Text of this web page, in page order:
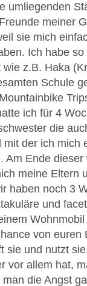
umliegenden
meiner
sie mich
Ich habe
wie z.B. Haka
Schule
ich für 4
die
mit der ich mich
Am Ende
meine Eltern
haben noch 3
und
von euren
sie und nutzt
vor allem hat,
die Angst